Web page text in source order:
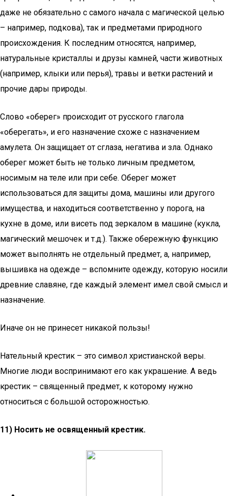
даже не обязательно с самого начала с магической целью
– например, подкова), так и предметами природного
происхождения. К последним относятся, например,
натуральные кристаллы и друзы камней, части животных
(например, клыки или перья), травы и ветки растений и
прочие дары природы.
Слово «оберег» происходит от русского глагола
«оберегать», и его назначение схоже с назначением
амулета. Он защищает от сглаза, негатива и зла. Однако
оберег может быть не только личным предметом,
носимым на теле или при себе. Оберег может
использоваться для защиты дома, машины или другого
имущества, и находиться соответственно у порога, на
кухне в доме, или висеть под зеркалом в машине (кукла,
магический мешочек и т.д.). Также обережную функцию
может выполнять не отдельный предмет, а, например,
вышивка на одежде – вспомните одежду, которую носили
древние славяне, где каждый элемент имел свой смысл и
назначение.
Иначе он не принесет никакой пользы!
Нательный крестик – это символ христианской веры.
Многие люди воспринимают его как украшение. А ведь
крестик – священный предмет, к которому нужно
относиться с большой осторожностью.
11) Носить не освященный крестик.